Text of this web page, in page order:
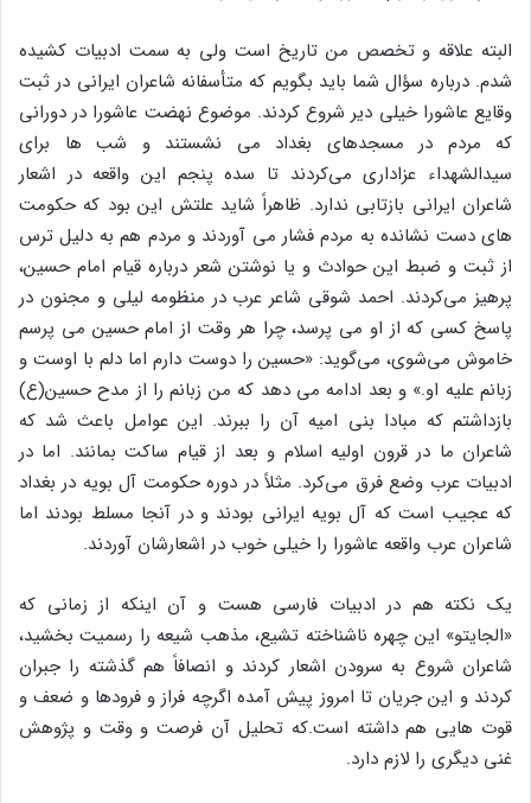
البته علاقه و تخصص من تاریخ است ولی به سمت ادبیات کشیده
شدم. درباره سؤال شما باید بگویم که متأسفانه شاعران ایرانی در ثبت
وقایع عاشورا خیلی دیر شروع کردند. موضوع نهضت عاشورا در دورانی
که مردم در مسجدهای بغداد می نشستند و شب ها برای
سیدالشهداء عزاداری می‌کردند تا سده پنجم این واقعه در اشعار
شاعران ایرانی بازتابی ندارد. ظاهراً شاید علتش این بود که حکومت
های دست نشانده به مردم فشار می آوردند و مردم هم به دلیل ترس
از ثبت و ضبط این حوادث و یا نوشتن شعر درباره قیام امام حسین،
پرهیز می‌کردند. احمد شوقی شاعر عرب در منظومه لیلی و مجنون در
پاسخ کسی که از او می پرسد، چرا هر وقت از امام حسین می پرسم
خاموش می‌شوی، می‌گوید: «حسین را دوست دارم اما دلم با اوست و
زبانم علیه او.» و بعد ادامه می دهد که من زبانم را از مدح حسین(ع)
بازداشتم که مبادا بنی امیه آن را ببرند. این عوامل باعث شد که
شاعران ما در قرون اولیه اسلام و بعد از قیام ساکت بمانند. اما در
ادبیات عرب وضع فرق می‌کرد. مثلاً در دوره حکومت آل بویه در بغداد
که عجیب است که آل بویه ایرانی بودند و در آنجا مسلط بودند اما
شاعران عرب واقعه عاشورا را خیلی خوب در اشعارشان آوردند.
یک نکته هم در ادبیات فارسی هست و آن اینکه از زمانی که
«الجایتو» این چهره ناشناخته تشیع، مذهب شیعه را رسمیت بخشید،
شاعران شروع به سرودن اشعار کردند و انصافاً هم گذشته را جبران
کردند و این جریان تا امروز پیش آمده اگرچه فراز و فرودها و ضعف و
قوت هایی هم داشته است.که تحلیل آن فرصت و وقت و پژوهش
غنی دیگری را لازم دارد.